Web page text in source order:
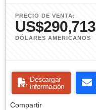
PRECIO DE VENTA:
US$290,713
DÓLARES AMERICANOS
Descargar
información
Compartir